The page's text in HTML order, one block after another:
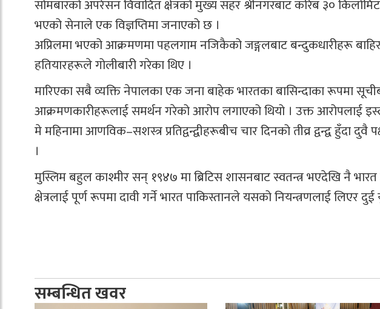
सोमबारको अपरेसन विवादित क्षेत्रको मुख्य सहर श्रीनगरबाट करिब ३०
भएको सेनाले एक विज्ञप्तिमा जनाएको छ ।
अप्रिलमा भएको आक्रमणमा पहलगाम नजिकैको जङ्गलबाट बन्दुकधारीहरू
हतियारहरूले गोलीबारी गरेका थिए ।
मारिएका सबै व्यक्ति नेपालका एक जना बाहेक भारतका बासिन्दाका रूपमा
आक्रमणकारीहरूलाई समर्थन गरेको आरोप लगाएको थियो । उक्त आरोपलाई
मे महिनामा आणविक–सशस्त्र प्रतिद्वन्द्वीहरूबीच चार दिनको तीव्र द्वन्द्व हुँदा
।
मुस्लिम बहुल काश्मीर सन् १९४७ मा ब्रिटिस शासनबाट स्वतन्त्र भएदेखि नै
क्षेत्रलाई पूर्ण रूपमा दावी गर्ने भारत पाकिस्तानले यसको नियन्त्रणलाई लिएर दुई
सम्बन्धित खवर